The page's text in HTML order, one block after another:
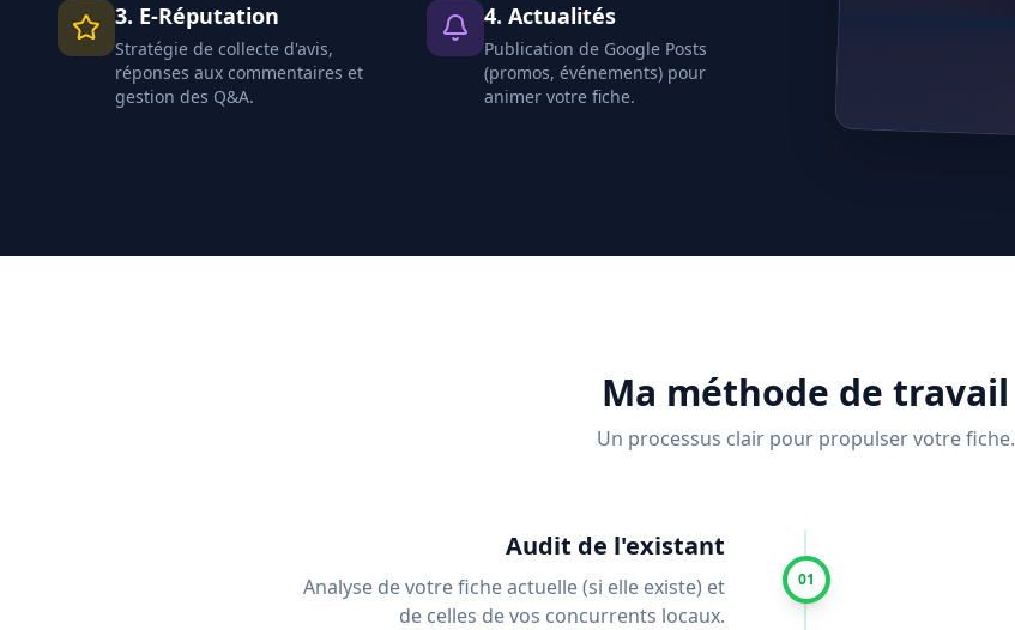
3. E-Réputation
Stratégie de collecte d'avis,
réponses aux commentaires et
gestion des Q&A.
4. Actualités
Publication de Google Posts
(promos, événements) pour
animer votre fiche.
Ma méthode de travail
Un processus clair pour propulser votre fiche.
Audit de l'existant
Analyse de votre fiche actuelle (si elle existe) et
de celles de vos concurrents locaux.
01